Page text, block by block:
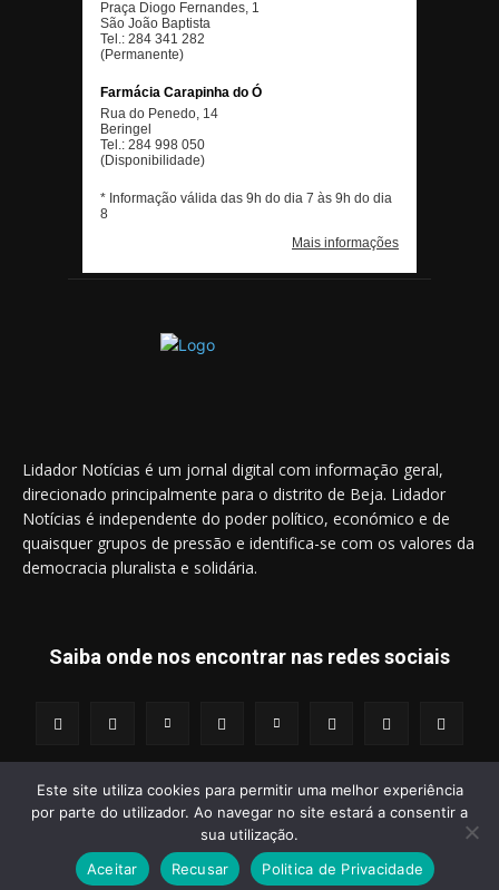
Lidador Notícias é um jornal digital com informação geral,
direcionado principalmente para o distrito de Beja. Lidador
Notícias é independente do poder político, económico e de
quaisquer grupos de pressão e identifica-se com os valores da
democracia pluralista e solidária.
Saiba onde nos encontrar nas redes sociais
© 2014 - 2025 Lidador Notícias. | Todos os Direitos Reservados.
Termos e Condições Política de Privacidade Publicidade
Este site utiliza cookies para permitir uma melhor experiência
por parte do utilizador. Ao navegar no site estará a consentir a
sua utilização.
Aceitar
Recusar Politica de Privacidade